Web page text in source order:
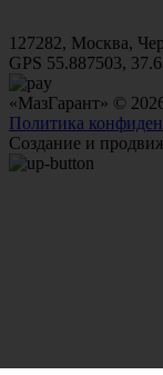
127282, Москва,
GPS 55.887503,
«МазГарант» ©
Политика
Создание и